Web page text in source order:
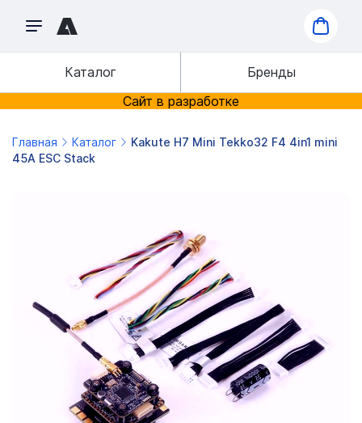
Каталог
Бренды
Сайт в разработке
Главная Каталог
Kakute H7 Mini Tekko32 F4 4in1 mini
45A ESC Stack